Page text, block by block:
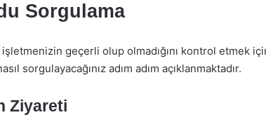
Sorgulama
geçerli olup olmadığını kontrol etmek
sorgulayacağınız adım adım açıklanmaktadır.
Ziyareti